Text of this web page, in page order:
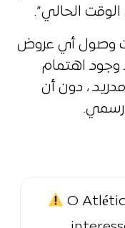
الحالي”.
وصول أي عروض
وجود اهتمام
، دون أن
رسمي.
O